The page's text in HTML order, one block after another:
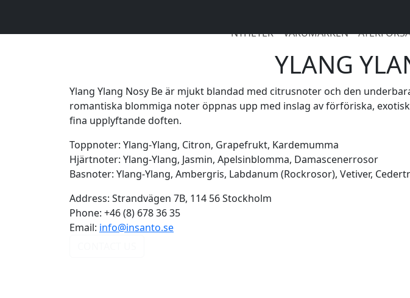
NYHETER
VARUMÄRKEN
YLANG
Ylang Ylang Nosy Be är mjukt blandad med citrusnoter och den
romantiska blommiga noter öppnas upp med inslag av förföriska,
fina upplyftande doften.
Toppnoter: Ylang-Ylang, Citron, Grapefrukt, Kardemumma
Hjärtnoter: Ylang-Ylang, Jasmin, Apelsinblomma, Damascenerrosor
Basnoter: Ylang-Ylang, Ambergris, Labdanum (Rockrosor), Vetiver,
Address: Strandvägen 7B, 114 56 Stockholm
Phone: +46 (8) 678 36 35
Email: info@insanto.se